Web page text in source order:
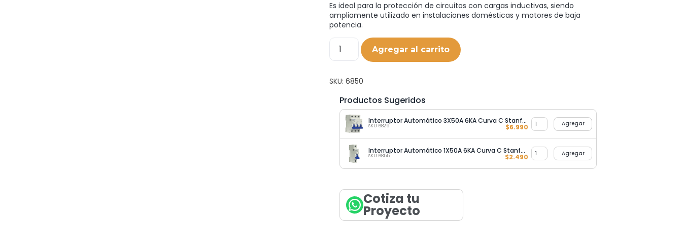
Es ideal para la protección de circuitos con cargas inductivas, siendo
ampliamente utilizado en instalaciones domésticas y motores de baja
potencia.
Agregar al carrito
SKU:6850
Productos Sugeridos
Interruptor Automático 3X50A 6KA Curva C Stanford
SKU 6829 $6.990 Agregar
Interruptor Automático 1X50A 6KA Curva C Stanford
SKU 6855 $2.490 Agregar
Cotiza tu
Proyecto